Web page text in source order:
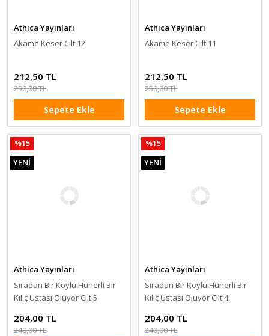
Athica Yayınları
Akame Keser Cilt 12
212,50 TL
250,00 TL
Sepete Ekle
Athica Yayınları
Akame Keser Cilt 11
212,50 TL
250,00 TL
Sepete Ekle
%15
YENİ
Athica Yayınları
Sıradan Bir Köylü Hünerli Bir
Kılıç Ustası Oluyor Cilt 5
204,00 TL
240,00 TL
%15
YENİ
Athica Yayınları
Sıradan Bir Köylü Hünerli Bir
Kılıç Ustası Oluyor Cilt 4
204,00 TL
240,00 TL